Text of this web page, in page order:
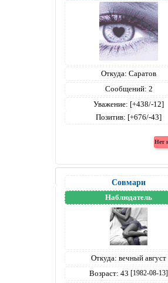
Откуда: Саратов
Сообщений: 2
Уважение: [+438/-12]
Позитив: [+676/-43]
Совмари
Наблюдатель
Откуда: вечный август
Возраст: 43 [1982-08-13]